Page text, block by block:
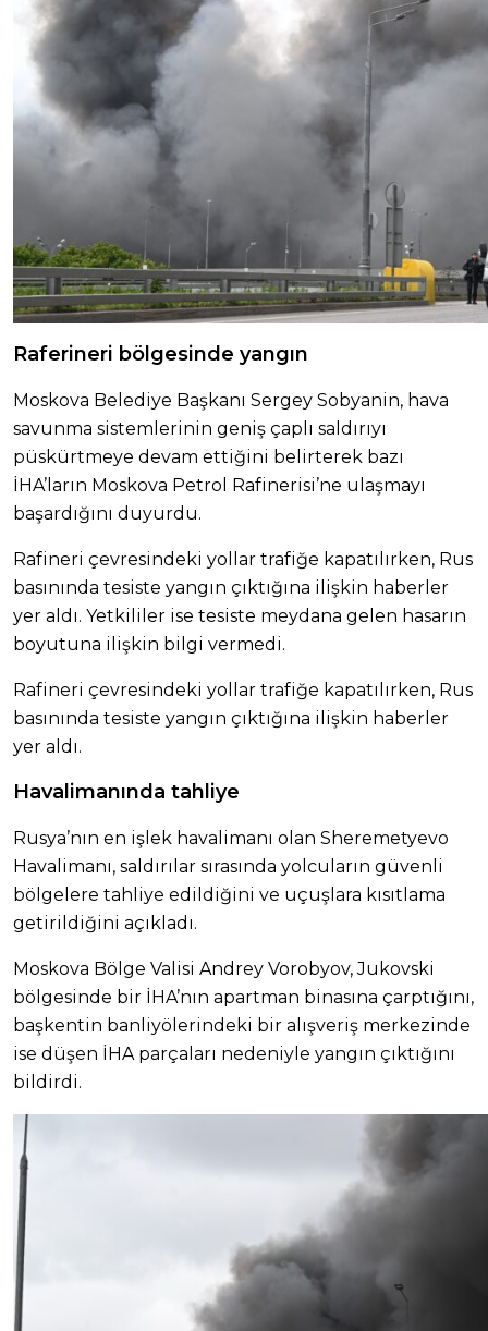
Raferineri bölgesinde yangın
Moskova Belediye Başkanı Sergey Sobyanin, hava
savunma sistemlerinin geniş çaplı saldırıyı
püskürtmeye devam ettiğini belirterek bazı
İHA’ların Moskova Petrol Rafinerisi’ne ulaşmayı
başardığını duyurdu.
Rafineri çevresindeki yollar trafiğe kapatılırken, Rus
basınında tesiste yangın çıktığına ilişkin haberler
yer aldı. Yetkililer ise tesiste meydana gelen hasarın
boyutuna ilişkin bilgi vermedi.
Rafineri çevresindeki yollar trafiğe kapatılırken, Rus
basınında tesiste yangın çıktığına ilişkin haberler
yer aldı.
Havalimanında tahliye
Rusya’nın en işlek havalimanı olan Sheremetyevo
Havalimanı, saldırılar sırasında yolcuların güvenli
bölgelere tahliye edildiğini ve uçuşlara kısıtlama
getirildiğini açıkladı.
Moskova Bölge Valisi Andrey Vorobyov, Jukovski
bölgesinde bir İHA’nın apartman binasına çarptığını,
başkentin banliyölerindeki bir alışveriş merkezinde
ise düşen İHA parçaları nedeniyle yangın çıktığını
bildirdi.